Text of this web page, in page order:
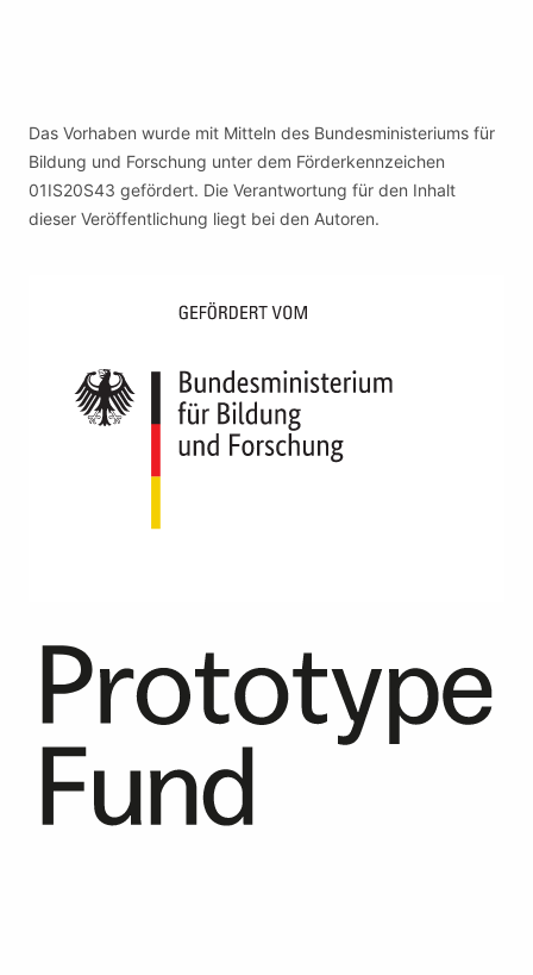
Das Vorhaben wurde mit Mitteln des Bundesministeriums für
Bildung und Forschung unter dem Förderkennzeichen
01IS20S43 gefördert. Die Verantwortung für den Inhalt
dieser Veröffentlichung liegt bei den Autoren.